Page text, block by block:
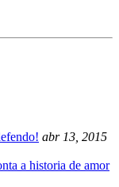
abr 13, 2015
a historia de amor